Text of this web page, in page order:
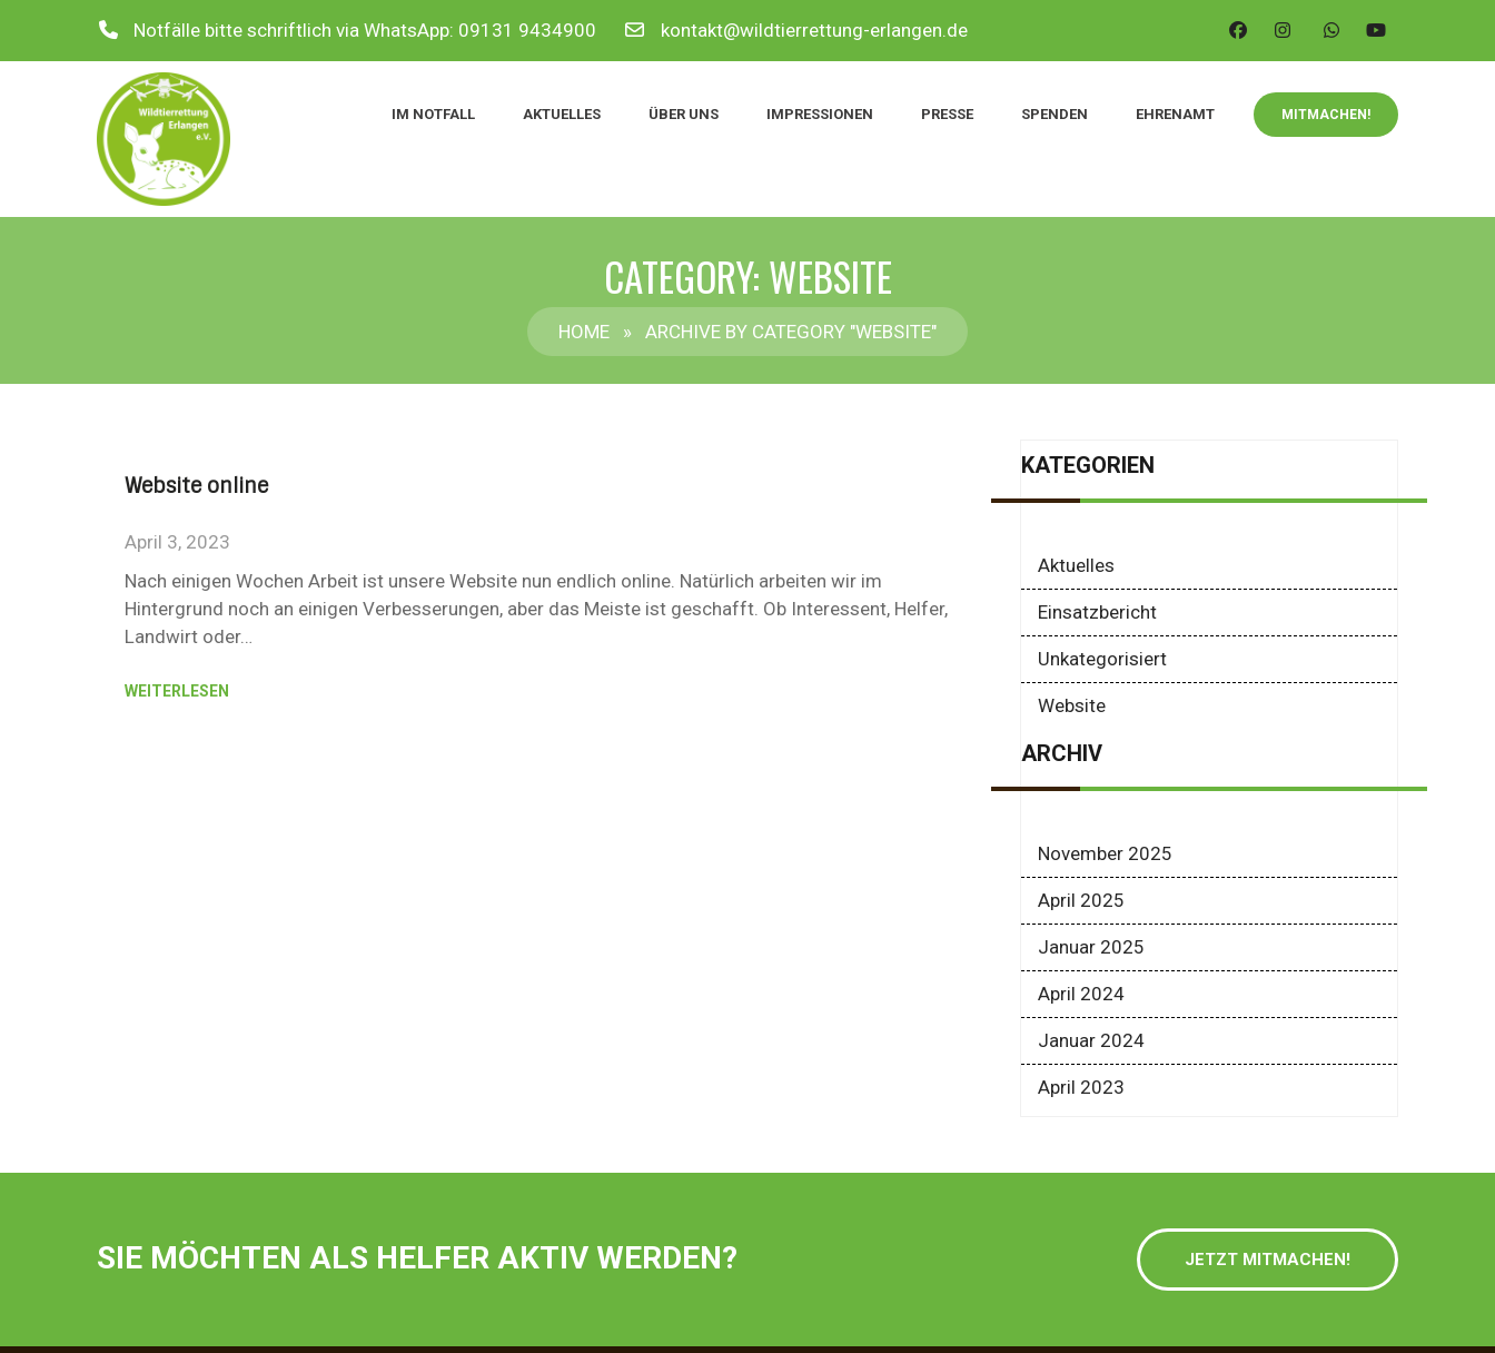
Notfälle bitte schriftlich via WhatsApp: 09131 9434900 kontakt@wildtierrettung-erlangen.de
IM NOTFALL AKTUELLES ÜBER UNS IMPRESSIONEN PRESSE SPENDEN EHRENAMT MITMACHEN!
CATEGORY: WEBSITE
HOME » ARCHIVE BY CATEGORY "WEBSITE"
Website online
April 3, 2023
Nach einigen Wochen Arbeit ist unsere Website nun endlich online. Natürlich arbeiten wir im
Hintergrund noch an einigen Verbesserungen, aber das Meiste ist geschafft. Ob Interessent, Helfer,
Landwirt oder…
WEITERLESEN
KATEGORIEN
Aktuelles
Einsatzbericht
Unkategorisiert
Website
ARCHIV
November 2025
April 2025
Januar 2025
April 2024
Januar 2024
April 2023
SIE MÖCHTEN ALS HELFER AKTIV WERDEN? JETZT MITMACHEN!